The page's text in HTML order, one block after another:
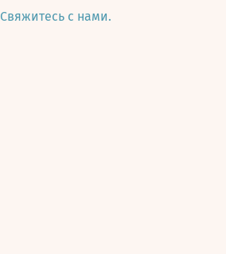
Свяжитесь с нами.